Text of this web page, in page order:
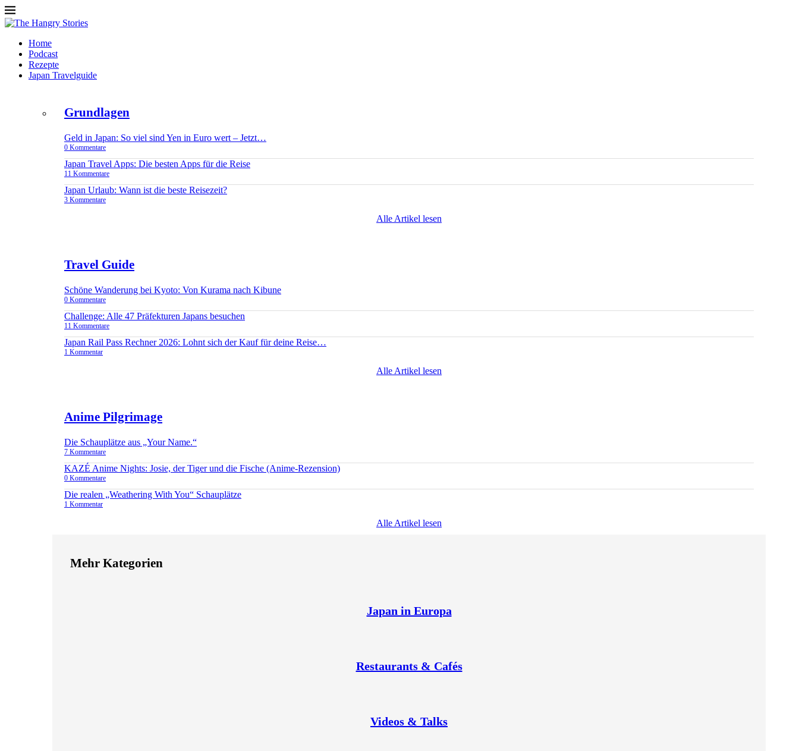
Home
Podcast
Rezepte
Japan Travelguide
Grundlagen
Geld in Japan: So viel sind Yen in Euro wert – Jetzt…
0 Kommentare
Japan Travel Apps: Die besten Apps für die Reise
11 Kommentare
Japan Urlaub: Wann ist die beste Reisezeit?
3 Kommentare
Alle Artikel lesen
Travel Guide
Schöne Wanderung bei Kyoto: Von Kurama nach Kibune
0 Kommentare
Challenge: Alle 47 Präfekturen Japans besuchen
11 Kommentare
Japan Rail Pass Rechner 2026: Lohnt sich der Kauf für deine Reise…
1 Kommentar
Alle Artikel lesen
Anime Pilgrimage
Die Schauplätze aus „Your Name.“
7 Kommentare
KAZÉ Anime Nights: Josie, der Tiger und die Fische (Anime-Rezension)
0 Kommentare
Die realen „Weathering With You“ Schauplätze
1 Kommentar
Alle Artikel lesen
Mehr Kategorien
Japan in Europa
Restaurants & Cafés
Videos & Talks